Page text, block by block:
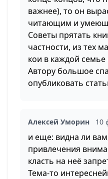
важнее), то он
читающим и
Советы прятать
частности, из тех
кои в каждой семье
Автору большое
опубликовать
Алексей Уморин 10
и еще: видна ли
привлечения
класть на неё
Тема-то